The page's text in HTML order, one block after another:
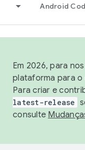
Android
Em 2026, para
plataforma para o
Para criar e
latest-release
consulte